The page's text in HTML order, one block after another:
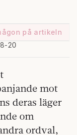
på artikeln
20
mot
deras läger
om
ordval,